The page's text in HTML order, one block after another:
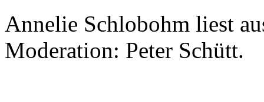
Annelie Schlobohm liest
Moderation: Peter Schütt.